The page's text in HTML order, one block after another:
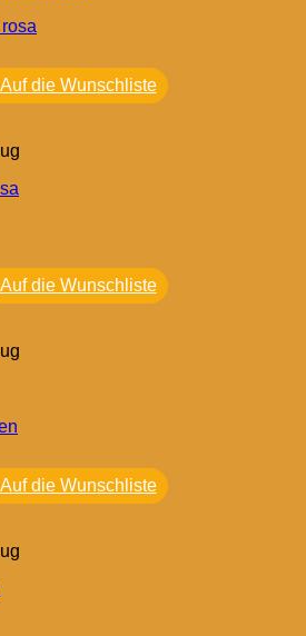
Auf die Wunschliste
Auf die Wunschliste
Auf die Wunschliste